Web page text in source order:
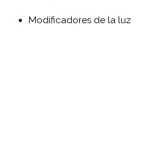
Modificadores de la luz